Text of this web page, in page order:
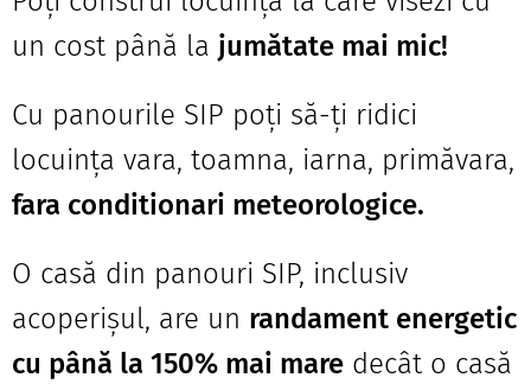
un cost până la jumătate mai mic!
Cu panourile SIP poți să-ți ridici
locuința vara, toamna, iarna, primăvara,
fara conditionari meteorologice.
O casă din panouri SIP, inclusiv
acoperișul, are un randament energetic
cu până la 150% mai mare decât o casă